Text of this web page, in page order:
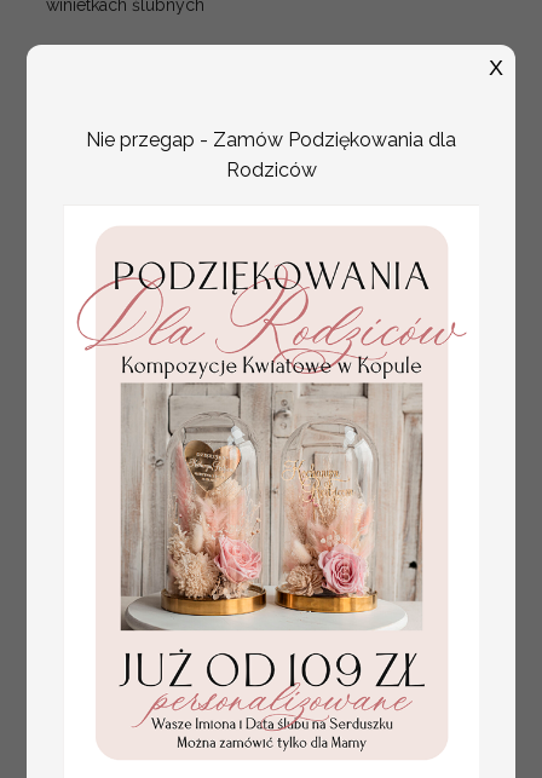
winietkach ślubnych
numerki na stół weselny
z tłoczonymi kwiatami,
eleganckie numerki na
stoły weselne, tłoczone
dekoracja stołów
weselnych tłoczone
Promocja:
10 PLN/13.00 PLN
Nie przegap - Zamów Podziękowania dla
Rodziców
X